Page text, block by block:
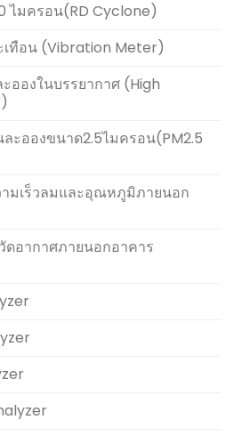
ไมครอน(RD Cyclone)
เทือน (Vibration Meter)
อองในบรรยากาศ (High
ละอองขนาด2.5ไมครอน(PM2.5
ามเร็วลมและอุณหภูมิภายนอก
ดอากาศภายนอกอาคาร